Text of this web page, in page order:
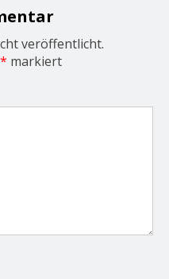
veröffentlicht.
* markiert